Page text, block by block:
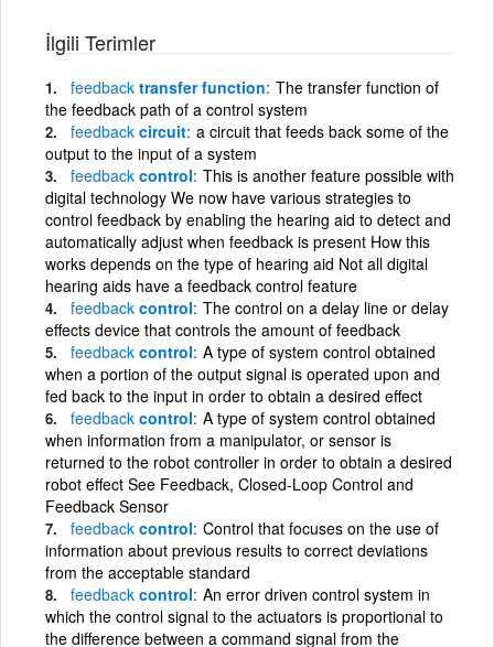
İlgili Terimler
feedback transfer function The transfer function of
the feedback path of a control system
feedback circuit a circuit that feeds back some of the
output to the input of a system
feedback control This is another feature possible with
digital technology We now have various strategies to
control feedback by enabling the hearing aid to detect and
automatically adjust when feedback is present How this
works depends on the type of hearing aid Not all digital
hearing aids have a feedback control feature
feedback control The control on a delay line or delay
effects device that controls the amount of feedback
feedback control A type of system control obtained
when a portion of the output signal is operated upon and
fed back to the input in order to obtain a desired effect
feedback control A type of system control obtained
when information from a manipulator, or sensor is
returned to the robot controller in order to obtain a desired
robot effect See Feedback, Closed-Loop Control and
Feedback Sensor
feedback control Control that focuses on the use of
information about previous results to correct deviations
from the acceptable standard
feedback control An error driven control system in
which the control signal to the actuators is proportional to
the difference between a command signal from the